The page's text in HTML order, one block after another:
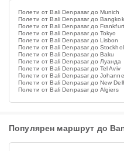
Полети от Bali Denpasar до Munich
Полети от Bali Denpasar до Bangkok
Полети от Bali Denpasar до
Полети от Bali Denpasar до Tokyo
Полети от Bali Denpasar до Lisbon
Полети от Bali Denpasar до
Полети от Bali Denpasar до Baku
Полети от Bali Denpasar до Луанда
Полети от Bali Denpasar до Tel Aviv
Полети от Bali Denpasar до
Полети от Bali Denpasar до New
Полети от Bali Denpasar до Algiers
Популярен маршрут до